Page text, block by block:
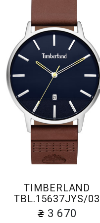
TIMBERLAND
TBL.15637JYS/03
3 670